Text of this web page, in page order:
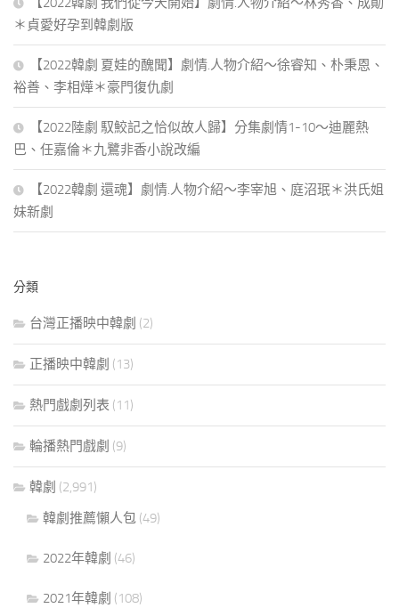
＊貞愛好孕到韓劇版
【2022韓劇 夏娃的醜聞】劇情.人物介紹～徐睿知、朴秉恩、
裕善、李相燁＊豪門復仇劇
【2022陸劇 馭鮫記之恰似故人歸】分集劇情1-10～迪麗熱
巴、任嘉倫＊九鷺非香小說改編
【2022韓劇 還魂】劇情.人物介紹～李宰旭、庭沼珉＊洪氏姐
妹新劇
分類
台灣正播映中韓劇 (2)
正播映中韓劇 (13)
熱門戲劇列表 (11)
輪播熱門戲劇 (9)
韓劇 (2,991)
韓劇推薦懶人包 (49)
2022年韓劇 (46)
2021年韓劇 (108)